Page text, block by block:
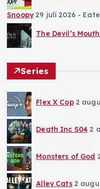
Snoopy 29 juli 2026 -
The Devil’s Mouth
Series
Flex X Cop 2
Death Inc S04 2
Monsters of God
Alley Cats 2